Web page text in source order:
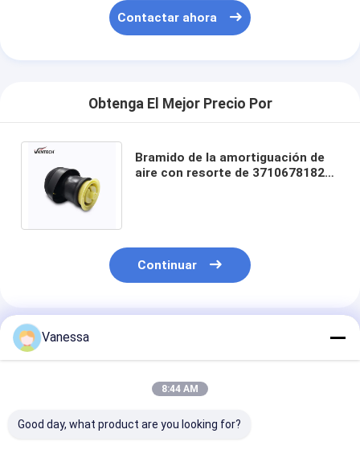
Contactar ahora
Obtenga El Mejor Precio Por
Bramido de la amortiguación de
aire con resorte de 37106781827
Continuar
Productos Recomendados
Vanessa
8:44 AM
Good day, what product are you looking for?